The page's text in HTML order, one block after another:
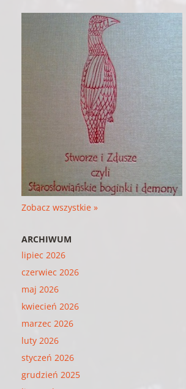
Zobacz wszystkie »
ARCHIWUM
lipiec 2026
czerwiec 2026
maj 2026
kwiecień 2026
marzec 2026
luty 2026
styczeń 2026
grudzień 2025